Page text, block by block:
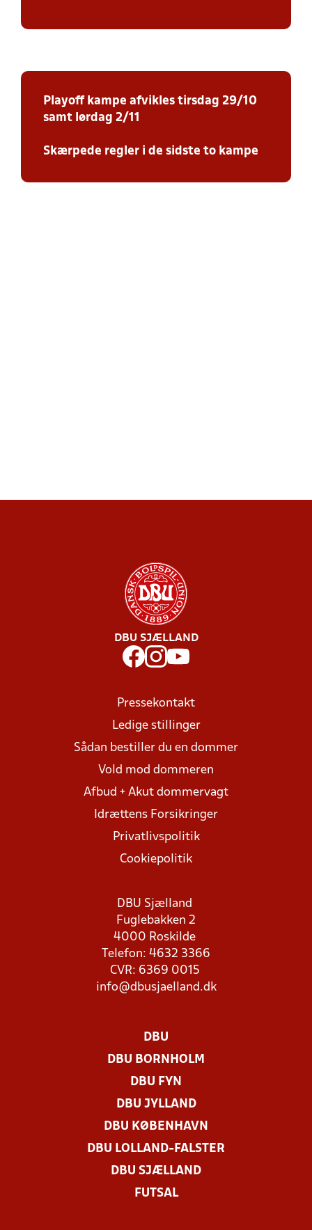
Playoff kampe afvikles tirsdag 29/10
samt lørdag 2/11
Skærpede regler i de sidste to kampe
DBU SJÆLLAND
Pressekontakt
Ledige stillinger
Sådan bestiller du en dommer
Vold mod dommeren
Afbud + Akut dommervagt
Idrættens Forsikringer
Privatlivspolitik
Cookiepolitik
DBU Sjælland
Fuglebakken 2
4000 Roskilde
Telefon: 4632 3366
CVR: 6369 0015
info@dbusjaelland.dk
DBU
DBU BORNHOLM
DBU FYN
DBU JYLLAND
DBU KØBENHAVN
DBU LOLLAND-FALSTER
DBU SJÆLLAND
FUTSAL